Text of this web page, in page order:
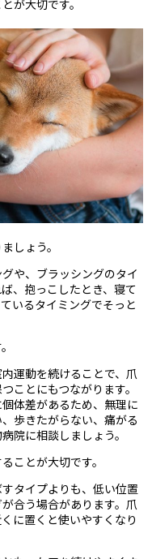
が大切です。
しょう。
や、ブラッシングのタイ
、抱っこしたとき、寝て
いるタイミングでそっと
運動を続けることで、爪
ことにもつながります。
体差があるため、無理に
歩きたがらない、痛がる
院に相談しましょう。
ことが大切です。
タイプよりも、低い位置
合う場合があります。爪
に置くと使いやすくなり